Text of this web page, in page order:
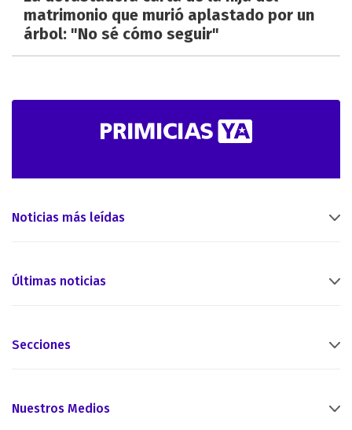
matrimonio que murió aplastado por un
árbol: "No sé cómo seguir"
Noticias más leídas
Últimas noticias
Secciones
Nuestros Medios